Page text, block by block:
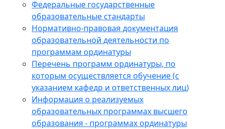
Федеральные государственные
образовательные стандарты
Нормативно-правовая документация
образовательной деятельности по
программам ординатуры
Перечень программ ординатуры, по
которым осуществляется обучение (с
указанием кафедр и ответственных лиц)
Информация о реализуемых
образовательных программах высшего
образования - программах ординатуры